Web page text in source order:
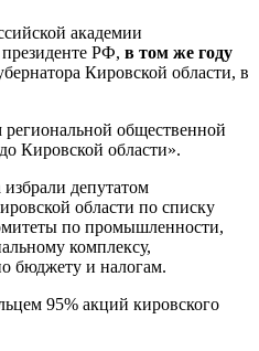
академии
РФ, в том же году
Кировской области, в
региональной общественной
Кировской области».
депутатом
области по списку
по промышленности,
комплексу,
бюджету и налогам.
95% акций кировского